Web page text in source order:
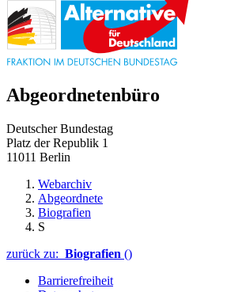
Abgeordnetenbüro
Deutscher Bundestag
Platz der Republik 1
11011 Berlin
Webarchiv
Abgeordnete
Biografien
S
zurück zu: Biografien ()
Barrierefreiheit